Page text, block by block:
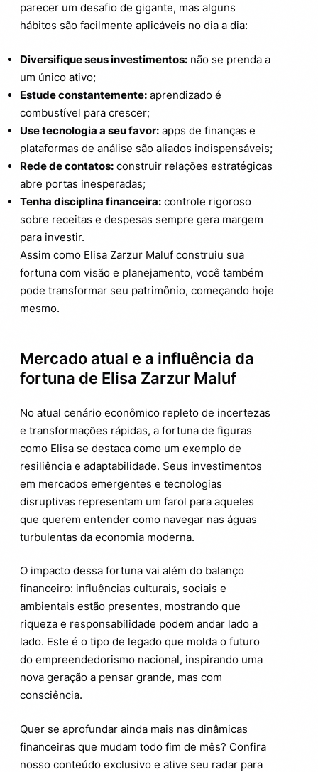
parecer um desafio de gigante, mas alguns
hábitos são facilmente aplicáveis no dia a dia:
Diversifique seus investimentos: não se prenda a
um único ativo;
Estude constantemente: aprendizado é
combustível para crescer;
Use tecnologia a seu favor: apps de finanças e
plataformas de análise são aliados indispensáveis;
Rede de contatos: construir relações estratégicas
abre portas inesperadas;
Tenha disciplina financeira: controle rigoroso
sobre receitas e despesas sempre gera margem
para investir.
Assim como Elisa Zarzur Maluf construiu sua
fortuna com visão e planejamento, você também
pode transformar seu patrimônio, começando hoje
mesmo.
Mercado atual e a influência da
fortuna de Elisa Zarzur Maluf
No atual cenário econômico repleto de incertezas
e transformações rápidas, a fortuna de figuras
como Elisa se destaca como um exemplo de
resiliência e adaptabilidade. Seus investimentos
em mercados emergentes e tecnologias
disruptivas representam um farol para aqueles
que querem entender como navegar nas águas
turbulentas da economia moderna.
O impacto dessa fortuna vai além do balanço
financeiro: influências culturais, sociais e
ambientais estão presentes, mostrando que
riqueza e responsabilidade podem andar lado a
lado. Este é o tipo de legado que molda o futuro
do empreendedorismo nacional, inspirando uma
nova geração a pensar grande, mas com
consciência.
Quer se aprofundar ainda mais nas dinâmicas
financeiras que mudam todo fim de mês? Confira
nosso conteúdo exclusivo e ative seu radar para